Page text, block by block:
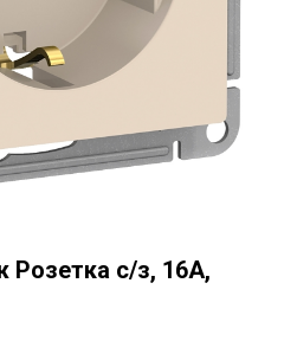
Розетка с/з, 16А,